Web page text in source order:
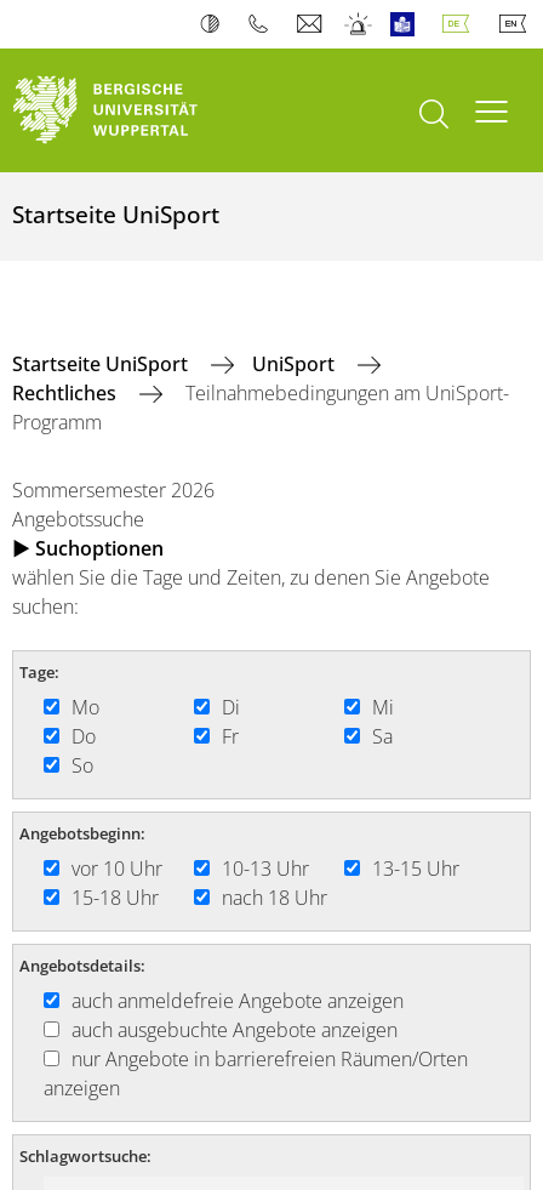
Suche öffnen
Startseite UniSport
Startseite UniSport
UniSport
Rechtliches
Teilnahmebedingungen am UniSport-
Programm
Sommersemester 2026
Angebotssuche
► Suchoptionen
wählen Sie die Tage und Zeiten, zu denen Sie Angebote
suchen:
Tage:
Mo Di
Mi
Do
Fr
Sa
So
Angebotsbeginn:
vor 10 Uhr 10-13 Uhr
13-15 Uhr
15-18 Uhr
nach 18 Uhr
Angebotsdetails:
auch anmeldefreie Angebote anzeigen
auch ausgebuchte Angebote anzeigen
nur Angebote in barrierefreien Räumen/Orten
anzeigen
Schlagwortsuche: